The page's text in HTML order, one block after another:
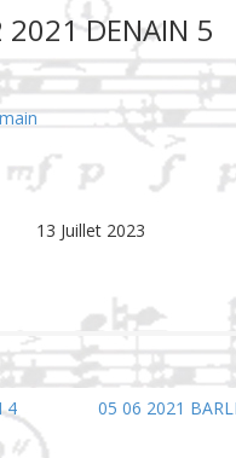
2021 DENAIN 5
13 Juillet 2023
4 05 06 2021